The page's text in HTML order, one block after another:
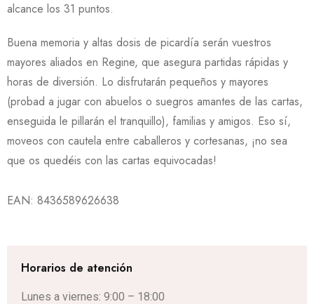
alcance los 31 puntos.
Buena memoria y altas dosis de picardía serán vuestros
mayores aliados en Regine, que asegura partidas rápidas y
horas de diversión. Lo disfrutarán pequeños y mayores
(probad a jugar con abuelos o suegros amantes de las cartas,
enseguida le pillarán el tranquillo), familias y amigos. Eso sí,
moveos con cautela entre caballeros y cortesanas, ¡no sea
que os quedéis con las cartas equivocadas!
EAN: 8436589626638
Horarios de atención
Lunes a viernes: 9:00 – 18:00